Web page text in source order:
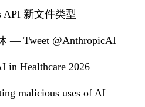
API 新文件类型
— Tweet @AnthropicAI
in Healthcare 2026
malicious uses of AI